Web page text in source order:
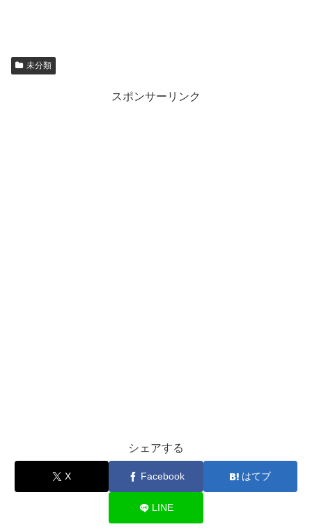
未分類
スポンサーリンク
シェアする
X Facebook はてブ
LINE